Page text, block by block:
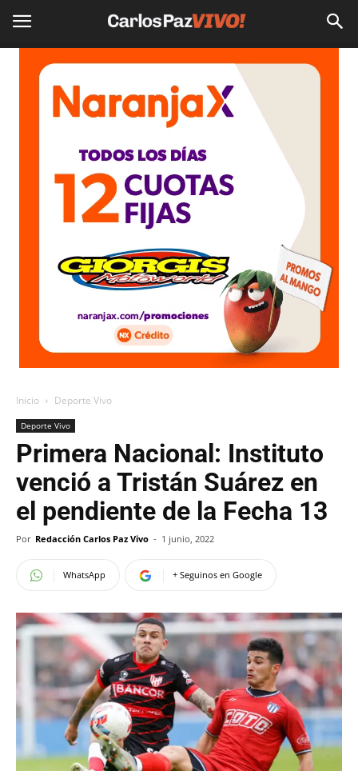
Inicio Deporte Vivo
Deporte Vivo
Primera Nacional: Instituto
venció a Tristán Suárez en
el pendiente de la Fecha 13
Por Redacción Carlos Paz Vivo - 1 junio, 2022
WhatsApp + Seguinos en Google